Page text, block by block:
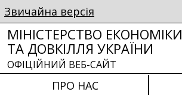
Звичайна версія
МІНІСТЕРСТВО ЕКОНОМІКИ
ТА ДОВКІЛЛЯ УКРАЇНИ
ОФІЦІЙНИЙ ВЕБ-САЙТ
ПРО НАС